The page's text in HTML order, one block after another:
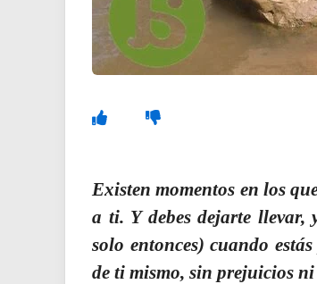
Existen momentos en los
a ti. Y debes dejarte llevar,
solo entonces) cuando
de ti mismo, sin prejuicios ni